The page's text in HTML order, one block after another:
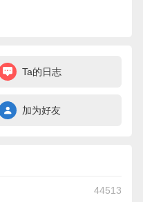
Ta的日志
加为好友
44513